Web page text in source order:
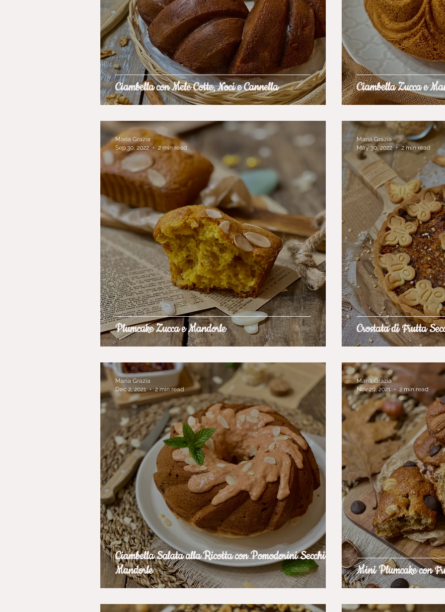
Ciambella con Mele Cotte, Noci e Cannella Ciambella Zucca e
Plumcake Zucca e Mandorle
Maria Grazia
Sep 30, 2022
2 min read
Crostata di Frutta
Maria Grazia
May 30, 2022
2 min read
Ciambella Salata alla Ricotta con Pomodorini Secchi e
Mandorle
Maria Grazia
Dec 2, 2021
2 min read
Mini Plumcake con
Maria Grazia
Nov 29, 2021
2 min read